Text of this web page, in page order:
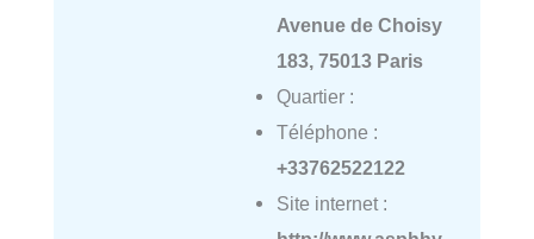
Avenue de Choisy
183, 75013 Paris
Quartier :
Téléphone :
+33762522122
Site internet :